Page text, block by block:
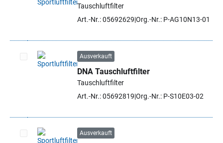
Artikel auswählen
Tauschluftfilter
Art.-Nr.: 05692629 Org.-Nr.: P-AG10N13-01
Artikel auswählen
Ausverkauft
DNA Tauschluftfilter
Tauschluftfilter
Art.-Nr.: 05692819 Org.-Nr.: P-S10E03-02
Ausverkauft